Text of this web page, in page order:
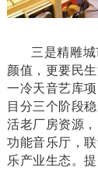
三是精雕
颜值，更要民
一冷天音艺库
目分三个阶段
活老厂房资源
功能音乐厅，
乐产业生态。